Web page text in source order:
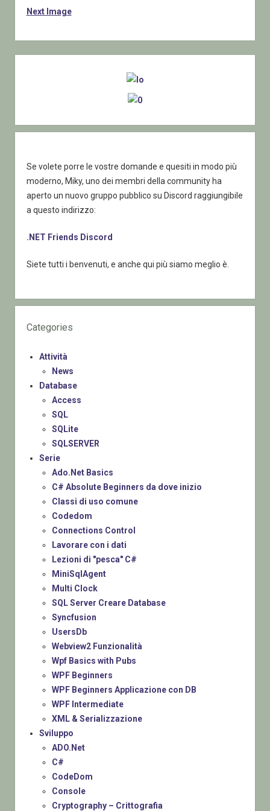
Next Image
Se volete porre le vostre domande e quesiti in modo più
moderno, Miky, uno dei membri della community ha
aperto un nuovo gruppo pubblico su Discord raggiungibile
a questo indirizzo:
.NET Friends Discord
Siete tutti i benvenuti, e anche qui più siamo meglio è.
Categories
Attività
News
Database
Access
SQL
SQLite
SQLSERVER
Serie
Ado.Net Basics
C# Absolute Beginners da dove inizio
Classi di uso comune
Codedom
Connections Control
Lavorare con i dati
Lezioni di "pesca" C#
MiniSqlAgent
Multi Clock
SQL Server Creare Database
Syncfusion
UsersDb
Webview2 Funzionalità
Wpf Basics with Pubs
WPF Beginners
WPF Beginners Applicazione con DB
WPF Intermediate
XML & Serializzazione
Sviluppo
ADO.Net
C#
CodeDom
Console
Cryptography – Crittografia